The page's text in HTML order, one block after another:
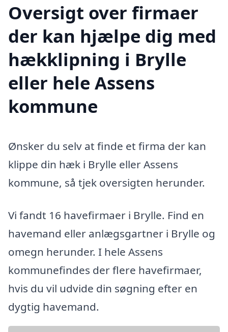
Oversigt over firmaer
der kan hjælpe dig med
hækklipning i Brylle
eller hele Assens
kommune
Ønsker du selv at finde et firma der kan
klippe din hæk i Brylle eller Assens
kommune, så tjek oversigten herunder.
Vi fandt 16 havefirmaer i Brylle. Find en
havemand eller anlægsgartner i Brylle og
omegn herunder. I hele Assens
kommunefindes der flere havefirmaer,
hvis du vil udvide din søgning efter en
dygtig havemand.